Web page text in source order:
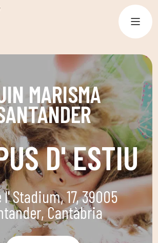
MARISMA
D' ESTIU
l' Stadium, 17, 39005
Cantàbria